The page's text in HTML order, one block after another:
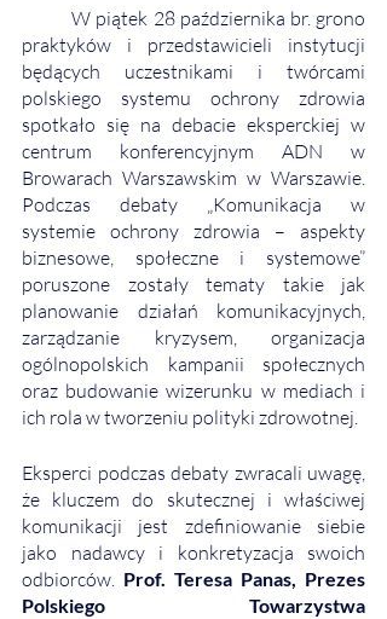
	W piątek 28 października br. grono
praktyków i przedstawicieli instytucji
będących uczestnikami i twórcami
polskiego systemu ochrony zdrowia
spotkało się na debacie eksperckiej w
centrum konferencyjnym ADN w
Browarach Warszawskim w Warszawie.
Podczas debaty „Komunikacja w
systemie ochrony zdrowia – aspekty
biznesowe, społeczne i systemowe”
poruszone zostały tematy takie jak
planowanie działań komunikacyjnych,
zarządzanie kryzysem, organizacja
ogólnopolskich kampanii społecznych
oraz budowanie wizerunku w mediach i
ich rola w tworzeniu polityki zdrowotnej.
Eksperci podczas debaty zwracali uwagę,
że kluczem do skutecznej i właściwej
komunikacji jest zdefiniowanie siebie
jako nadawcy i konkretyzacja swoich
odbiorców. Prof. Teresa Panas, Prezes
Polskiego Towarzystwa